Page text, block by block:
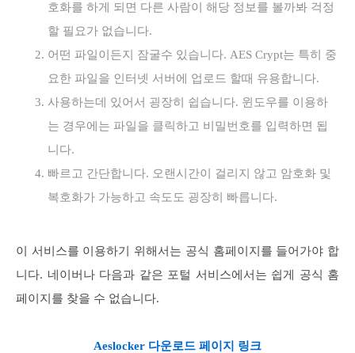
호화를 하게 되면 다른 사람이 해당 정보를 볼까봐 걱정
할 필요가 없습니다.
어떤 파일이든지 잠굴수 있습니다. AES Crypt는 특히 중
요한 파일을 인터넷 서버에 업로드 할때 유용합니다.
사용하는데 있어서 굉장히 쉽습니다. 윈도우를 이용하
는 경우에는 파일을 클릭하고 비밀번호를 입력하면 됩
니다.
빠르고 간단합니다. 오랜시간이 걸리지 않고 암호화 및
복호화가 가능하고 속도도 굉장히 빠릅니다.
이 서비스를 이용하기 위해서는 공식 홈페이지를 들어가야 합
니다. 네이버나 다음과 같은 포털 서비스에서는 쉽게 공식 홈
페이지를 찾을 수 없습니다.
Aeslocker 다운로드 페이지 링크